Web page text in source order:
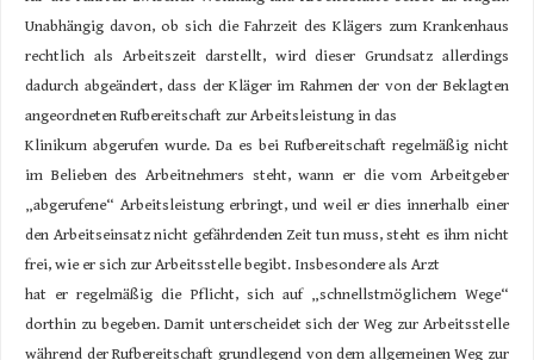
Unabhängig davon, ob sich die Fahrzeit des Klägers zum Krankenhaus
rechtlich als Arbeitszeit darstellt, wird dieser Grundsatz allerdings
dadurch abgeändert, dass der Kläger im Rahmen der von der Beklagten
angeordneten Rufbereitschaft zur Arbeitsleistung in das
Klinikum abgerufen wurde. Da es bei Rufbereitschaft regelmäßig nicht
im Belieben des Arbeitnehmers steht, wann er die vom Arbeitgeber
„abgerufene“ Arbeitsleistung erbringt, und weil er dies innerhalb einer
den Arbeitseinsatz nicht gefährdenden Zeit tun muss, steht es ihm nicht
frei, wie er sich zur Arbeitsstelle begibt. Insbesondere als Arzt
hat er regelmäßig die Pflicht, sich auf „schnellstmöglichem Wege“
dorthin zu begeben. Damit unterscheidet sich der Weg zur Arbeitsstelle
während der Rufbereitschaft grundlegend von dem allgemeinen Weg zur